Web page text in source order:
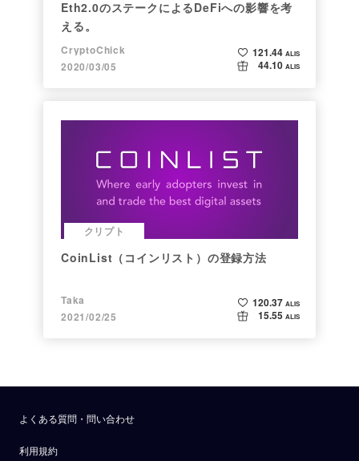
Eth2.0のステークによるDeFiへの影響を考
える。
CryptoChick
2020/03/05
121.44 ALIS
44.10 ALIS
クリプト
CoinList（コインリスト）の登録方法
Taka
2021/02/25
120.37 ALIS
15.55 ALIS
よくある質問・問い合わせ
利用規約